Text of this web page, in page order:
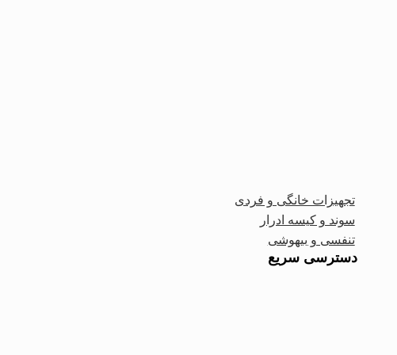
تجهیزات خانگی و فردی
سوند و کیسه ادرار
تنفسی و بیهوشی
دسترسی سریع